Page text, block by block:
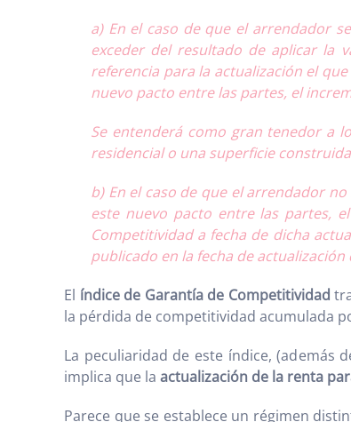
a) En el caso de que el arrendador
exceder del resultado de aplicar la
referencia para la actualización el
nuevo pacto entre las partes, el
Se entenderá como gran tenedor a
residencial o una superficie
b) En el caso de que el arrendador
este nuevo pacto entre las partes,
Competitividad a fecha de dicha
publicado en la fecha de
El índice de Garantía de Competitividad
la pérdida de competitividad acumulada
La peculiaridad de este índice,
implica que la actualización de la renta
Parece que se establece un régimen